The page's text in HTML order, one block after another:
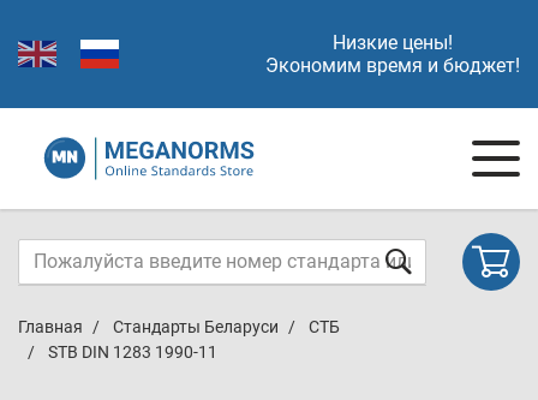
Низкие цены!
Экономим время и бюджет!
Главная Стандарты Беларуси
СТБ
STB DIN 1283 1990-11